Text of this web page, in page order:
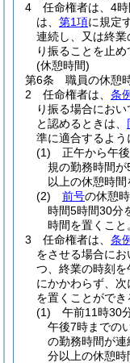
4
任命権者は、4
は、 第1項に規定
連続し、又は終
り振ることを止め
(休憩時間)
第6条
職員の休憩
2
任命権者は、 条
り振る場合におい
と認めるときは、
準に適合するよう
(1)
正午から午
規の勤務時間
以上の休憩時間
(2)
前号の休憩
時間5時間30分
時間を置くこと
3
任命権者は、 条
をさせる場合に
つ、終業の時刻を
にかかわらず、
を置くことができ
(1)
午前11時30
午後7時までの
の勤務時間が
分以上の休憩時